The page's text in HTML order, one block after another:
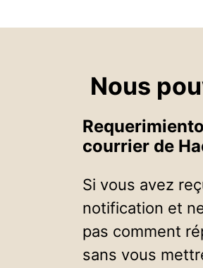
Nous
courrier de
Si vous avez
notification et
pas comment
sans vous